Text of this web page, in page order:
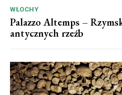
WŁOCHY
Palazzo Altemps –
antycznych rzeźb